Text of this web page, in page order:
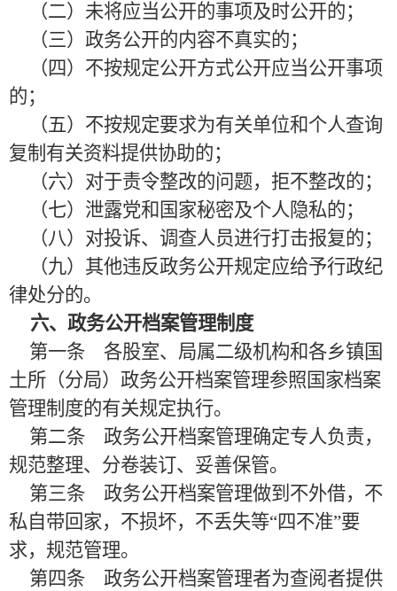
（二）未将应当公开的事项及时公开的；
（三）政务公开的内容不真实的；
（四）不按规定公开方式公开应当公开事项
的；
（五）不按规定要求为有关单位和个人查询
复制有关资料提供协助的；
（六）对于责令整改的问题，拒不整改的；
（七）泄露党和国家秘密及个人隐私的；
（八）对投诉、调查人员进行打击报复的；
（九）其他违反政务公开规定应给予行政纪
律处分的。
六、政务公开档案管理制度
第一条 各股室、局属二级机构和各乡镇国
土所（分局）政务公开档案管理参照国家档案
管理制度的有关规定执行。
第二条 政务公开档案管理确定专人负责，
规范整理、分卷装订、妥善保管。
第三条 政务公开档案管理做到不外借，不
私自带回家，不损坏，不丢失等“四不准”要
求，规范管理。
第四条 政务公开档案管理者为查阅者提供